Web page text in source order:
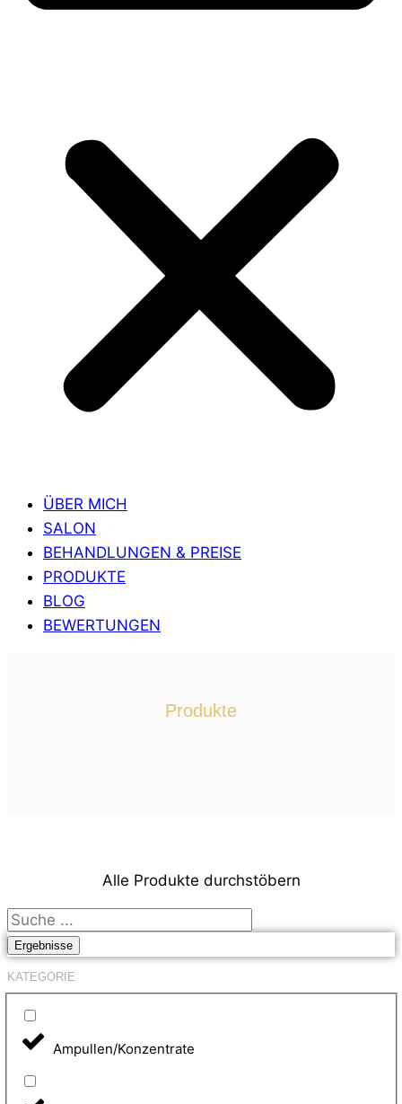
ÜBER MICH
SALON
BEHANDLUNGEN & PREISE
PRODUKTE
BLOG
BEWERTUNGEN
Produkte
Alle Produkte durchstöbern
Search
...Ergebnisse
KATEGORIE
Ampullen/Konzentrate